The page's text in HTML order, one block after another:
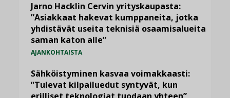
Jarno Hacklin Cervin yrityskaupasta:
”Asiakkaat hakevat kumppaneita, jotka
yhdistävät useita teknisiä osaamisalueita
saman katon alle”
AJANKOHTAISTA
Sähköistyminen kasvaa voimakkaasti:
”Tulevat kilpailuedut syntyvät, kun